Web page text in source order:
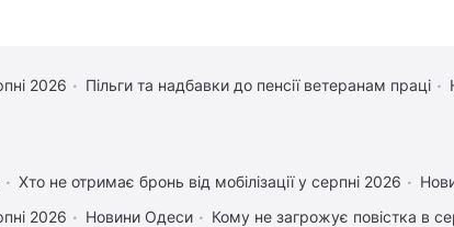
2026 Пільги та надбавки до пенсії ветеранам праці
Хто не отримає бронь від мобілізації у серпні 2026
2026
Новини Одеси Кому не загрожує повістка в